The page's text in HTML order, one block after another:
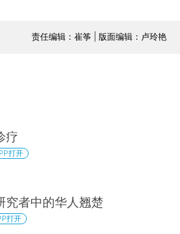
责任编辑：崔筝 | 版面编辑：卢玲艳
疗
打开
究者中的华人翘楚
打开